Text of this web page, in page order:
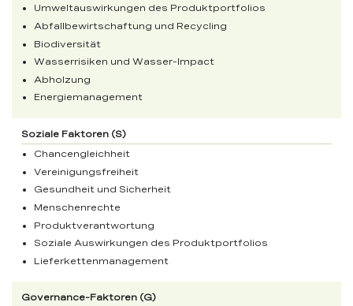
Umweltauswirkungen des Produktportfolios
Abfallbewirtschaftung und Recycling
Biodiversität
Wasserrisiken und Wasser-Impact
Abholzung
Energiemanagement
Chancengleichheit
Vereinigungsfreiheit
Gesundheit und Sicherheit
Menschenrechte
Produktverantwortung
Soziale Auswirkungen des Produktportfolios
Lieferkettenmanagement